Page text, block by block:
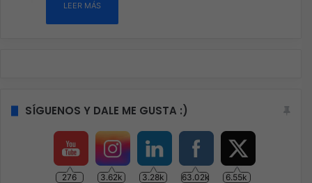
LEER MÁS
SÍGUENOS Y DALE ME GUSTA :)
276 3.62k 3.28k 63.02k 6.55k